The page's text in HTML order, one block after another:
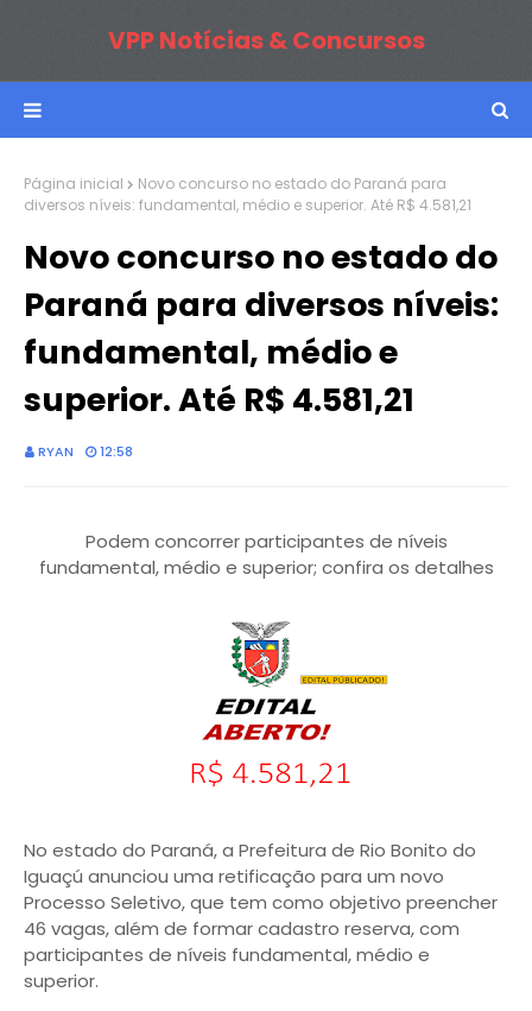
VPP Notícias & Concursos
Página inicial
Novo concurso no estado do Paraná para
diversos níveis: fundamental, médio e superior. Até R$ 4.581,21
Novo concurso no estado do
Paraná para diversos níveis:
fundamental, médio e
superior. Até R$ 4.581,21
RYAN 12:58
Podem concorrer participantes de níveis
fundamental, médio e superior; confira os detalhes
No estado do Paraná, a Prefeitura de Rio Bonito do
Iguaçú anunciou uma retificação para um novo
Processo Seletivo, que tem como objetivo preencher
46 vagas, além de formar cadastro reserva, com
participantes de níveis fundamental, médio e
superior.